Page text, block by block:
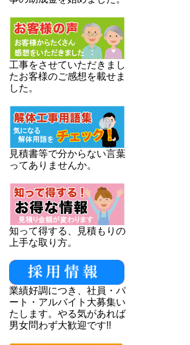
工事をさせていただきまし
たお客様のご感想を載せま
した。
見積書等で分からない言葉
ってありませんか。
知って得する、見積もりの
上手な取り方。
業績好調につき、社員・パ
ート・アルバイト大募集い
たします。やる気があれば
男女問わず大歓迎です!!